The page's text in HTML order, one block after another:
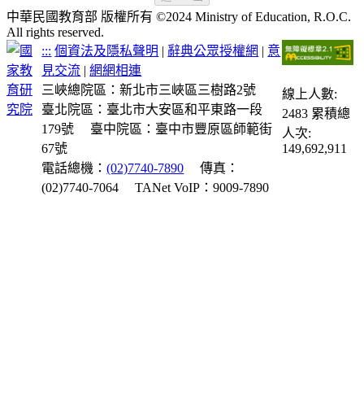
中華民國教育部 版權所有 ©2024 Ministry of Education, R.O.C.
All rights reserved.
::: 個資法及隱私聲明 | 辭典公眾授權網 | 意
見交流 |網網相連
三峽總院區：新北市三峽區三樹路2號
臺北院區：臺北市大安區和平東路一段
179號
臺中院區：臺中市豐原區師範街
67號
電話總機：(02)7740-7890
傳真：
(02)7740-7064
TANet VoIP：9009-7890
線上人數:
2483 累積總
人次:
149,692,911